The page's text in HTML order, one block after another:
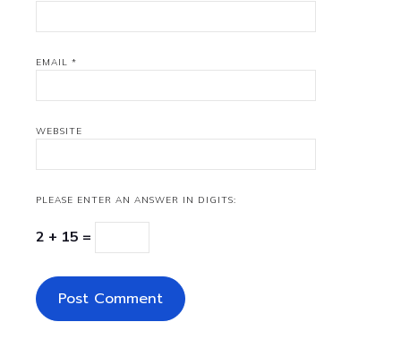
EMAIL *
WEBSITE
PLEASE ENTER AN ANSWER IN DIGITS:
2 + 15 =